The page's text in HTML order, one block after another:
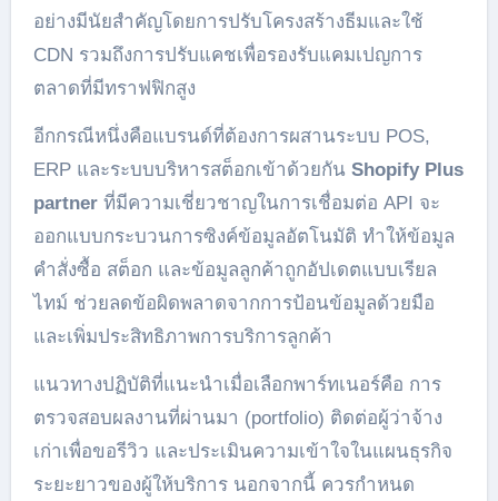
อย่างมีนัยสำคัญโดยการปรับโครงสร้างธีมและใช้
CDN รวมถึงการปรับแคชเพื่อรองรับแคมเปญการ
ตลาดที่มีทราฟฟิกสูง
อีกกรณีหนึ่งคือแบรนด์ที่ต้องการผสานระบบ POS,
ERP และระบบบริหารสต็อกเข้าด้วยกัน Shopify Plus
partnerที่มีความเชี่ยวชาญในการเชื่อมต่อ API จะ
ออกแบบกระบวนการซิงค์ข้อมูลอัตโนมัติ ทำให้ข้อมูล
คำสั่งซื้อ สต็อก และข้อมูลลูกค้าถูกอัปเดตแบบเรียล
ไทม์ ช่วยลดข้อผิดพลาดจากการป้อนข้อมูลด้วยมือ
และเพิ่มประสิทธิภาพการบริการลูกค้า
แนวทางปฏิบัติที่แนะนำเมื่อเลือกพาร์ทเนอร์คือ การ
ตรวจสอบผลงานที่ผ่านมา (portfolio) ติดต่อผู้ว่าจ้าง
เก่าเพื่อขอรีวิว และประเมินความเข้าใจในแผนธุรกิจ
ระยะยาวของผู้ให้บริการ นอกจากนี้ ควรกำหนด